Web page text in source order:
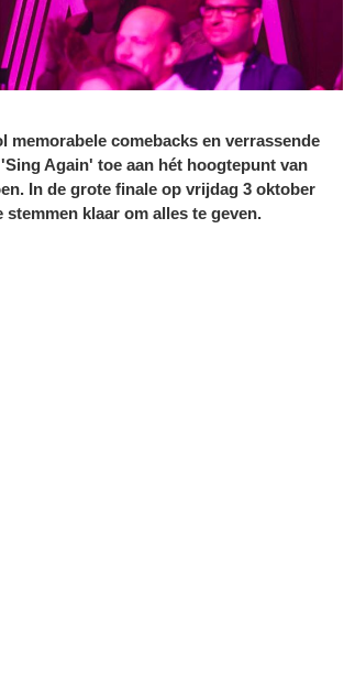
memorabele comebacks en verrassende
Again' toe aan hét hoogtepunt van
In de grote finale op vrijdag 3 oktober
stemmen klaar om alles te geven.